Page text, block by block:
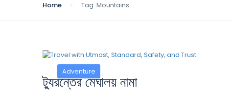
Home Tag: Mountains
Adventure
ট্যুরন্তের মেঘালয় নামা